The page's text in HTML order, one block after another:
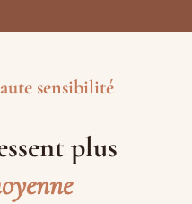
sensibilité
plus